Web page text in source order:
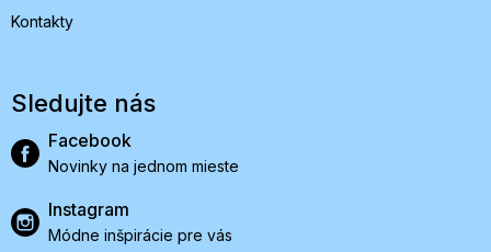
Kontakty
Sledujte nás
Facebook
Novinky na jednom mieste
Instagram
Módne inšpirácie pre vás